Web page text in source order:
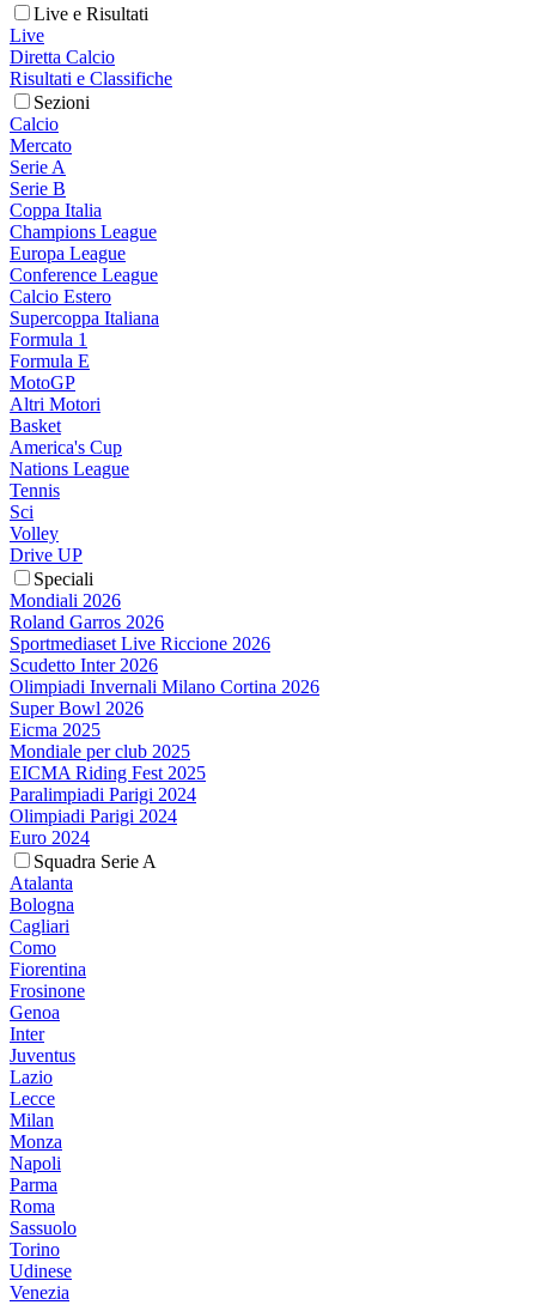
Live e Risultati
Live
Diretta Calcio
Risultati e Classifiche
Sezioni
Calcio
Mercato
Serie A
Serie B
Coppa Italia
Champions League
Europa League
Conference League
Calcio Estero
Supercoppa Italiana
Formula 1
Formula E
MotoGP
Altri Motori
Basket
America's Cup
Nations League
Tennis
Sci
Volley
Drive UP
Speciali
Mondiali 2026
Roland Garros 2026
Sportmediaset Live Riccione 2026
Scudetto Inter 2026
Olimpiadi Invernali Milano Cortina 2026
Super Bowl 2026
Eicma 2025
Mondiale per club 2025
EICMA Riding Fest 2025
Paralimpiadi Parigi 2024
Olimpiadi Parigi 2024
Euro 2024
Squadra Serie A
Atalanta
Bologna
Cagliari
Como
Fiorentina
Frosinone
Genoa
Inter
Juventus
Lazio
Lecce
Milan
Monza
Napoli
Parma
Roma
Sassuolo
Torino
Udinese
Venezia